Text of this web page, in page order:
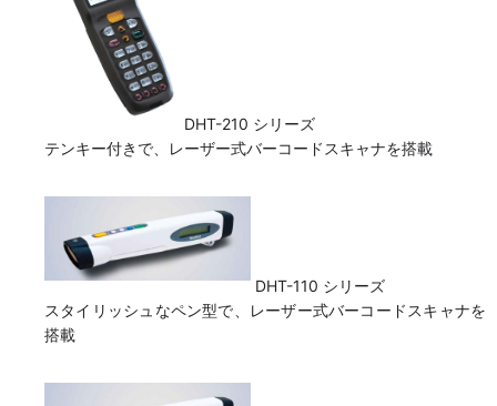
DHT-210 シリーズ
テンキー付きで、レーザー式バーコードスキャナを搭載
DHT-110 シリーズ
スタイリッシュなペン型で、レーザー式バーコードスキャナを
搭載